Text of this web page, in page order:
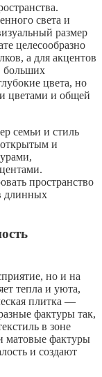
света и
размер
целесообразно
а для акцентов
больших
цвета, но
цветами и общей
семьи и стиль
и
пространство
длинных
но и на
тепла и уюта,
плитка —
фактуры так,
в зоне
матовые фактуры
и создают